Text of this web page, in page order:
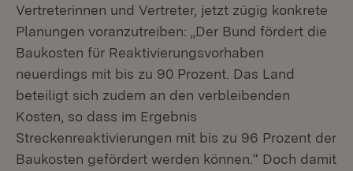
Vertreterinnen und Vertreter, jetzt zügig konkrete
Planungen voranzutreiben: „Der Bund fördert die
Baukosten für Reaktivierungsvorhaben
neuerdings mit bis zu 90 Prozent. Das Land
beteiligt sich zudem an den verbleibenden
Kosten, so dass im Ergebnis
Streckenreaktivierungen mit bis zu 96 Prozent der
Baukosten gefördert werden können.“ Doch damit